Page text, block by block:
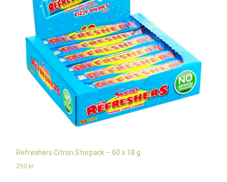
Refreshers Citron Storpack – 60 x 18 g
250 kr